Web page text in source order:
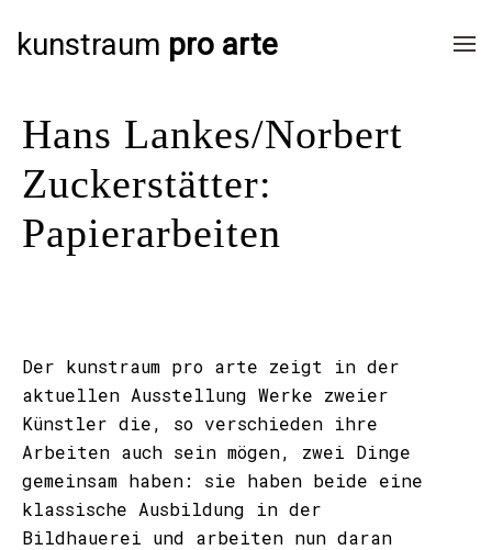
kunstraum pro arte
Hans Lankes/Norbert
Zuckerstätter:
Papierarbeiten
Der kunstraum pro arte zeigt in der
aktuellen Ausstellung Werke zweier
Künstler die, so verschieden ihre
Arbeiten auch sein mögen, zwei Dinge
gemeinsam haben: sie haben beide eine
klassische Ausbildung in der
Bildhauerei und arbeiten nun daran